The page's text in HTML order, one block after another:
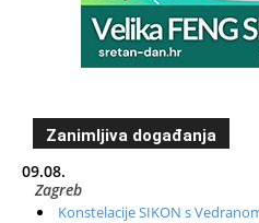
Zanimljiva događanja
09.08.
Zagreb
Konstelacije SIKON s